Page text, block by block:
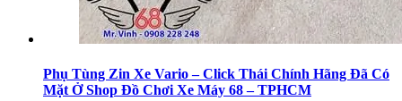
Phụ Tùng Zin Xe Vario – Click Thái Chính Hãng Đã Có
Mặt Ở Shop Đồ Chơi Xe Máy 68 – TPHCM